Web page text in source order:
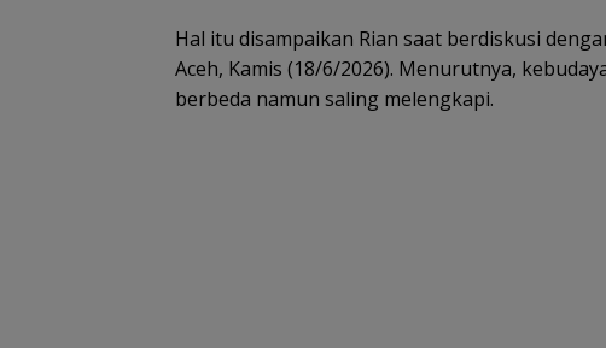
Hal itu disampaikan Rian saat berdiskusi
Aceh, Kamis (18/6/2026). Menurutnya,
berbeda namun saling melengkapi.